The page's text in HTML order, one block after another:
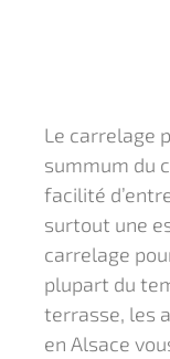
Le carrelage
summum du
facilité
surtout une
carrelage
plupart du
terrasse, les
en Alsace